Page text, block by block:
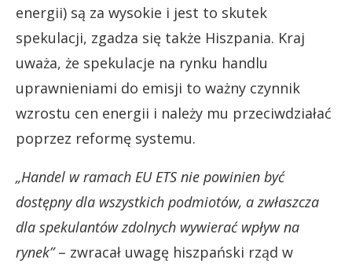
energii) są za wysokie i jest to skutek
spekulacji, zgadza się także Hiszpania. Kraj
uważa, że spekulacje na rynku handlu
uprawnieniami do emisji to ważny czynnik
wzrostu cen energii i należy mu przeciwdziałać
poprzez reformę systemu.
„Handel w ramach EU ETS nie powinien być
dostępny dla wszystkich podmiotów, a zwłaszcza
dla spekulantów zdolnych wywierać wpływ na
rynek”– zwracał uwagę hiszpański rząd w